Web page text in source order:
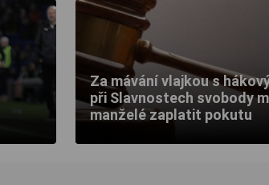
Za mávání vlajkou s
při Slavnostech svobody
manželé zaplatit pokutu